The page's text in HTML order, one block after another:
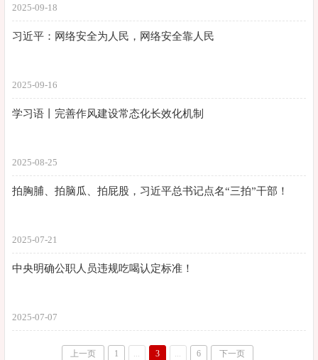
2025-09-18
习近平：网络安全为人民，网络安全靠人民
2025-09-16
学习语丨完善作风建设常态化长效化机制
2025-08-25
拍胸脯、拍脑瓜、拍屁股，习近平总书记点名“三拍”干部！
2025-07-21
中央明确公职人员违规吃喝认定标准！
2025-07-07
上一页 1 ... 3 ... 6 下一页